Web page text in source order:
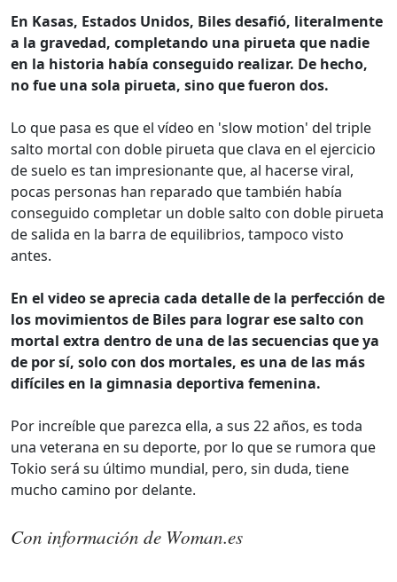
En Kasas, Estados Unidos, Biles desafió, literalmente
a la gravedad, completando una pirueta que nadie
en la historia había conseguido realizar. De hecho,
no fue una sola pirueta, sino que fueron dos.
Lo que pasa es que el vídeo en 'slow motion' del triple
salto mortal con doble pirueta que clava en el ejercicio
de suelo es tan impresionante que, al hacerse viral,
pocas personas han reparado que también había
conseguido completar un doble salto con doble pirueta
de salida en la barra de equilibrios, tampoco visto
antes.
En el video se aprecia cada detalle de la perfección de
los movimientos de Biles para lograr ese salto con
mortal extra dentro de una de las secuencias que ya
de por sí, solo con dos mortales, es una de las más
difíciles en la gimnasia deportiva femenina.
Por increíble que parezca ella, a sus 22 años, es toda
una veterana en su deporte, por lo que se rumora que
Tokio será su último mundial, pero, sin duda, tiene
mucho camino por delante.
Con información de Woman.es